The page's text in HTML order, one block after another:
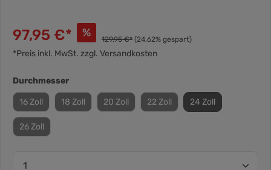
97,95 €* % 129,95 €* (24.62% gespart)
*Preis inkl. MwSt. zzgl. Versandkosten
Durchmesser
16 Zoll 18 Zoll 20 Zoll 22 Zoll 24 Zoll
26 Zoll